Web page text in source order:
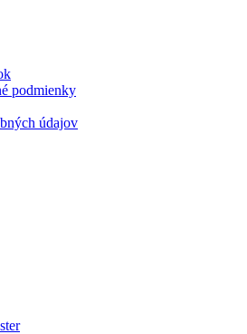
podmienky
údajov